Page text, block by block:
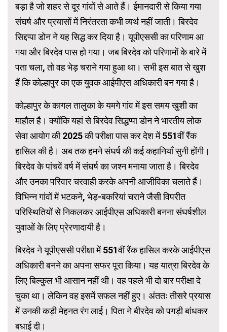
बड़ा है जो शहर से दूर गांवों से आते हैं। ईमानदारी से किया गया
संघर्ष और प्रयासों में निरंतरता कभी व्यर्थ नहीं जाती। बिरदेव
सिद्दप्पा डोन ने यह सिद्ध कर दिया है। यूपीएससी का परिणाम आ
गया और बिरदेव पास हो गया। जब बिरदेव को परिणामों के बारे में
पता चला, तो वह भेड़ चराने गया हुआ था। सभी इस बात से खुश
हैं कि कोल्हापुर का एक युवक आईपीएस अधिकारी बन गया है।
कोल्हापुर के कागल तालुका के यमगे गांव में इस समय खुशी का
माहौल है। क्योंकि यहां से बिरदेव सिद्धप्पा डोन ने भारतीय लोक
सेवा आयोग की 2025 की परीक्षा पास कर देश में 551वीं रैंक
हासिल की है। अब तक हमने संघर्ष की कई कहानियाँ सुनी होंगी।
बिरदेव के पांचवें वर्ष में संघर्ष का जश्न मनाया जाता है। बिरदेव
और उनका परिवार चरवाही करके अपनी आजीविका चलाते हैं।
विभिन्न गांवों में भटकने, भेड़-बकरियां चराने जैसी विपरीत
परिस्थितियों से निकलकर आईपीएस अधिकारी बनना संघर्षशील
युवाओं के लिए प्रेरणादायी है।
बिरदेव ने यूपीएससी परीक्षा में 551वीं रैंक हासिल करके आईपीएस
अधिकारी बनने का अपना सफर पूरा किया। यह यात्रा बिरदेव के
लिए बिल्कुल भी आसान नहीं थी। वह पहले भी दो बार परीक्षा दे
चुका था। लेकिन वह इसमें सफल नहीं हुए। अंततः तीसरे प्रयास
में उनकी कड़ी मेहनत रंग लाई। पिता ने बीरदेव को पगड़ी बांधकर
बधाई दी।